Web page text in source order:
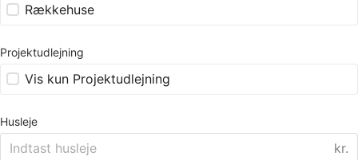
Rækkehuse
Projektudlejning
Vis kun Projektudlejning
Husleje
kr.